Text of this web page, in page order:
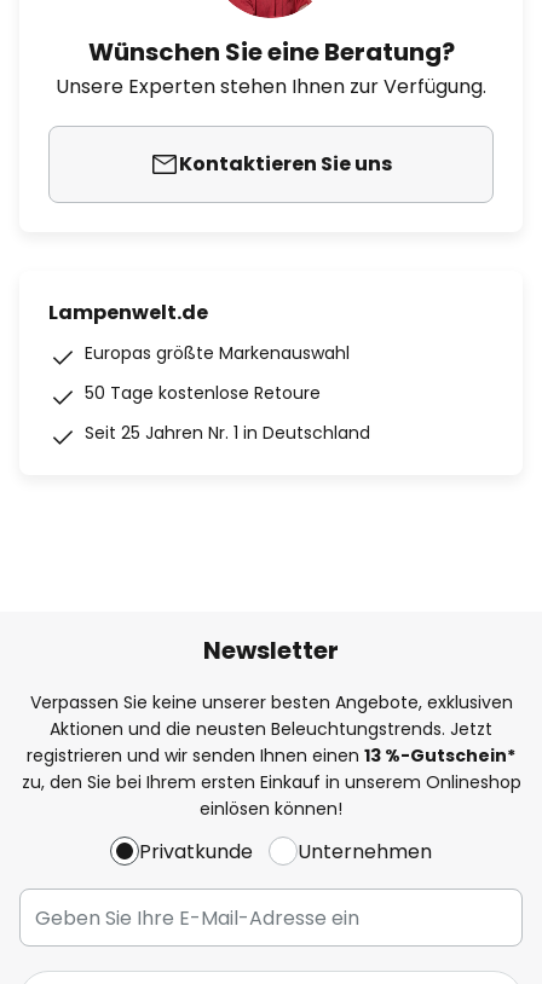
Wünschen Sie eine Beratung?
Unsere Experten stehen Ihnen zur Verfügung.
Kontaktieren Sie uns
Lampenwelt.de
Europas größte Markenauswahl
50 Tage kostenlose Retoure
Seit 25 Jahren Nr. 1 in Deutschland
Newsletter
Verpassen Sie keine unserer besten Angebote, exklusiven
Aktionen und die neusten Beleuchtungstrends. Jetzt
registrieren und wir senden Ihnen einen 13 %-Gutschein*
zu, den Sie bei Ihrem ersten Einkauf in unserem Onlineshop
einlösen können!
Privatkunde Unternehmen